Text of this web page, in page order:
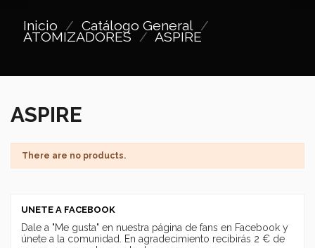
Inicio Catálogo General
ATOMIZADORES ASPIRE
ASPIRE
There are no products.
UNETE A FACEBOOK
Dale a "Me gusta" en nuestra página de fans en Facebook y
únete a la comunidad. En agradecimiento recibirás 2 € de